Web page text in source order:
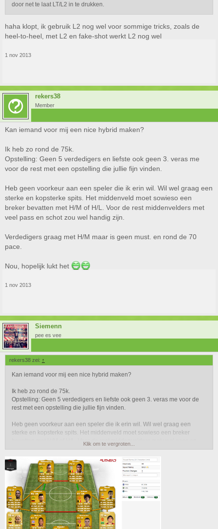
door net te laat LT/L2 in te drukken.
haha klopt, ik gebruik L2 nog wel voor sommige tricks, zoals de
heel-to-heel, met L2 en fake-shot werkt L2 nog wel
1 nov 2013
rekers38
Member
Kan iemand voor mij een nice hybrid maken?
Ik heb zo rond de 75k.
Opstelling: Geen 5 verdedigers en liefste ook geen 3. veras me
voor de rest met een opstelling die jullie fijn vinden.
Heb geen voorkeur aan een speler die ik erin wil. Wil wel graag een
sterke en kopsterke spits. Het middenveld moet sowieso een
breker bevatten met H/M of H/L. Voor de rest middenvelders met
veel pass en schot zou wel handig zijn.
Verdedigers graag met H/M maar is geen must. en rond de 70
pace.
Nou, hopelijk lukt het
1 nov 2013
Siemenn
pee es vee
rekers38 zei: ↑
Kan iemand voor mij een nice hybrid maken?
Ik heb zo rond de 75k.
Opstelling: Geen 5 verdedigers en liefste ook geen 3. veras me voor de
rest met een opstelling die jullie fijn vinden.
Heb geen voorkeur aan een speler die ik erin wil. Wil wel graag een
sterke en kopsterke spits. Het middenveld moet sowieso een breker
bevatten met H/M of H/L. Voor de rest middenvelders met veel pass en
schot zou wel handig zijn.
Verdedigers graag met H/M maar is geen must. en rond de 70 pace.
Nou, hopelijk lukt het
Klik om te vergroten...